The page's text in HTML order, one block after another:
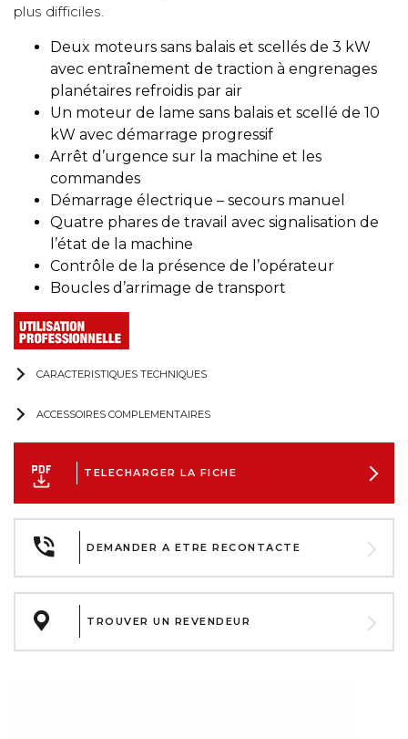
plus difficiles.
Deux moteurs sans balais et scellés de 3 kW
avec entraînement de traction à engrenages
planétaires refroidis par air
Un moteur de lame sans balais et scellé de 10
kW avec démarrage progressif
Arrêt d’urgence sur la machine et les
commandes
Démarrage électrique – secours manuel
Quatre phares de travail avec signalisation de
l’état de la machine
Contrôle de la présence de l’opérateur
Boucles d’arrimage de transport
CARACTERISTIQUES TECHNIQUES
ACCESSOIRES COMPLEMENTAIRES
TELECHARGER LA FICHE
DEMANDER A ETRE RECONTACTE
TROUVER UN REVENDEUR